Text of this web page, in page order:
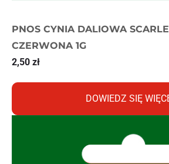
PNOS CYNIA DALIOWA
CZERWONA 1G
2,50 zł
DOWIEDZ SIĘ